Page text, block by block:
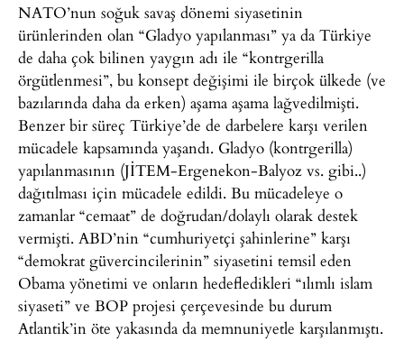
NATO’nun soğuk savaş dönemi siyasetinin
ürünlerinden olan “Gladyo yapılanması” ya da Türkiye
de daha çok bilinen yaygın adı ile “kontrgerilla
örgütlenmesi”, bu konsept değişimi ile birçok ülkede (ve
bazılarında daha da erken) aşama aşama lağvedilmişti.
Benzer bir süreç Türkiye’de de darbelere karşı verilen
mücadele kapsamında yaşandı. Gladyo (kontrgerilla)
yapılanmasının (JİTEM-Ergenekon-Balyoz vs. gibi..)
dağıtılması için mücadele edildi. Bu mücadeleye o
zamanlar “cemaat” de doğrudan/dolaylı olarak destek
vermişti. ABD’nin “cumhuriyetçi şahinlerine” karşı
“demokrat güvercincilerinin” siyasetini temsil eden
Obama yönetimi ve onların hedefledikleri “ılımlı islam
siyaseti” ve BOP projesi çerçevesinde bu durum
Atlantik’in öte yakasında da memnuniyetle karşılanmıştı.